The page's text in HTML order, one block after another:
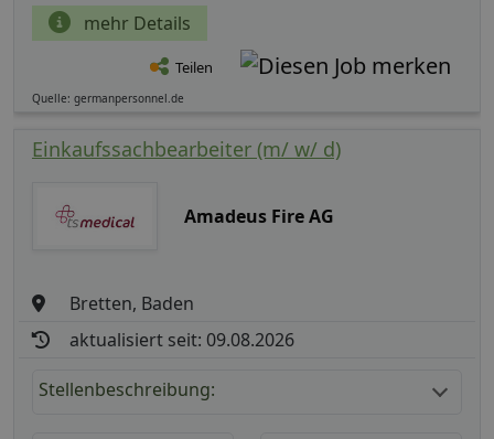
mehr Details
Teilen
Quelle: germanpersonnel.de
Einkaufssachbearbeiter (m/ w/ d)
Amadeus Fire AG
Bretten, Baden
aktualisiert seit: 09.08.2026
Stellenbeschreibung: